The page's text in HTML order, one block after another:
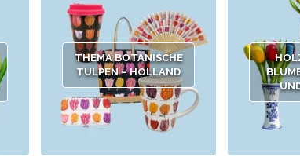
THEMA BOTANISCHE
TULPEN – HOLLAND
ND